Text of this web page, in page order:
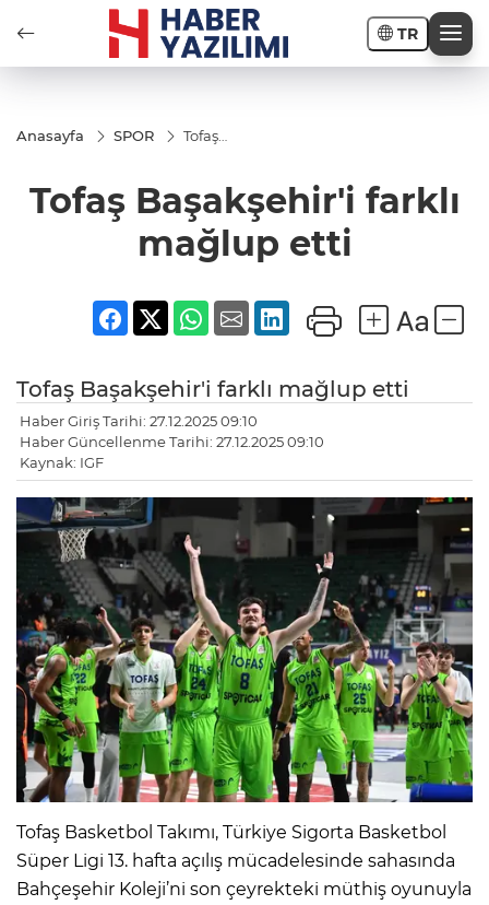
TR
Anasayfa SPOR
Tofaş
mağlup etti
Tofaş Başakşehir'i farklı
mağlup etti
Tofaş Başakşehir'i farklı mağlup etti
Haber Giriş Tarihi: 27.12.2025 09:10
Haber Güncellenme Tarihi: 27.12.2025 09:10
Kaynak: IGF
Tofaş Basketbol Takımı, Türkiye Sigorta Basketbol
Süper Ligi 13. hafta açılış mücadelesinde sahasında
Bahçeşehir Koleji’ni son çeyrekteki müthiş oyunuyla